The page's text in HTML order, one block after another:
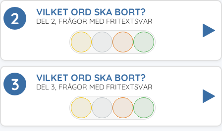
2 VILKET ORD SKA BORT?
DEL 2, FRÅGOR MED FRITEXTSVAR
3 VILKET ORD SKA BORT?
DEL 3, FRÅGOR MED FRITEXTSVAR